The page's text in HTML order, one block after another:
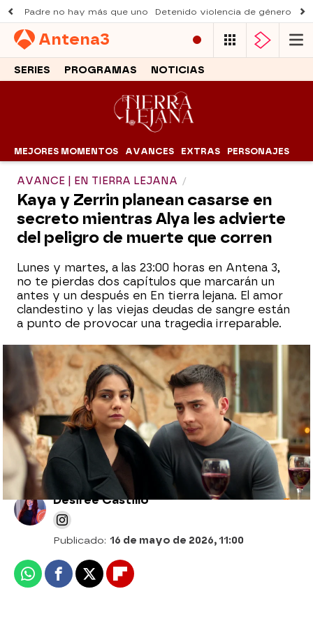
Padre no hay más que uno Detenido violencia de género
Antena3
SERIES PROGRAMAS NOTICIAS
MEJORES MOMENTOS AVANCES EXTRAS PERSONAJES
AVANCE | EN TIERRA LEJANA
Kaya y Zerrin planean casarse en
secreto mientras Alya les advierte
del peligro de muerte que corren
Lunes y martes, a las 23:00 horas en Antena 3,
no te pierdas dos capítulos que marcarán un
antes y un después en En tierra lejana. El amor
clandestino y las viejas deudas de sangre están
a punto de provocar una tragedia irreparable.
Boda rota y fuga de película: Kaya
secuestra a Zerrin vestida de novia y
huye con ella
Desirée Castillo
Publicado: 16 de mayo de 2026, 11:00
WhatsappFacebook
X Flipboard